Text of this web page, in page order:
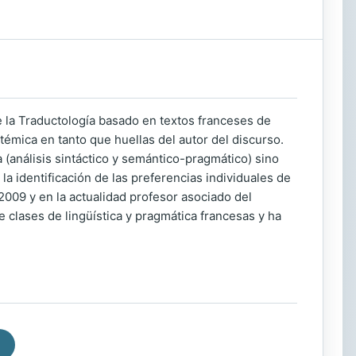
Traductología basado en textos franceses de
en tanto que huellas del autor del discurso.
sintáctico y semántico-pragmático) sino
identificación de las preferencias individuales de
y en la actualidad profesor asociado del
de lingüística y pragmática francesas y ha